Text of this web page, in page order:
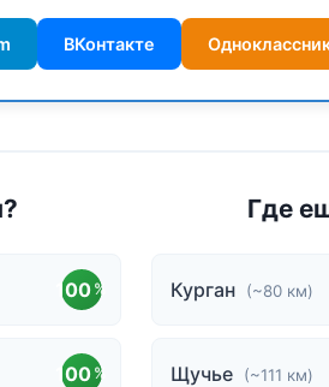
ВКонтакте
100 %
100 %
Где
Курган (~80 км)
Щучье (~111 км)